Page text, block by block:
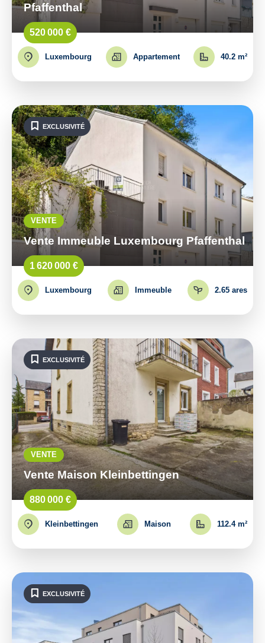
Pfaffenthal
520 000 €
Luxembourg Appartement 40.2 m²
VENTE
Vente Immeuble Luxembourg Pfaffenthal
1 620 000 €
Luxembourg Immeuble 2.65 ares
EXCLUSIVITÉ
VENTE
Vente Maison Kleinbettingen
880 000 €
Kleinbettingen Maison 112.4 m²
EXCLUSIVITÉ
EXCLUSIVITÉ